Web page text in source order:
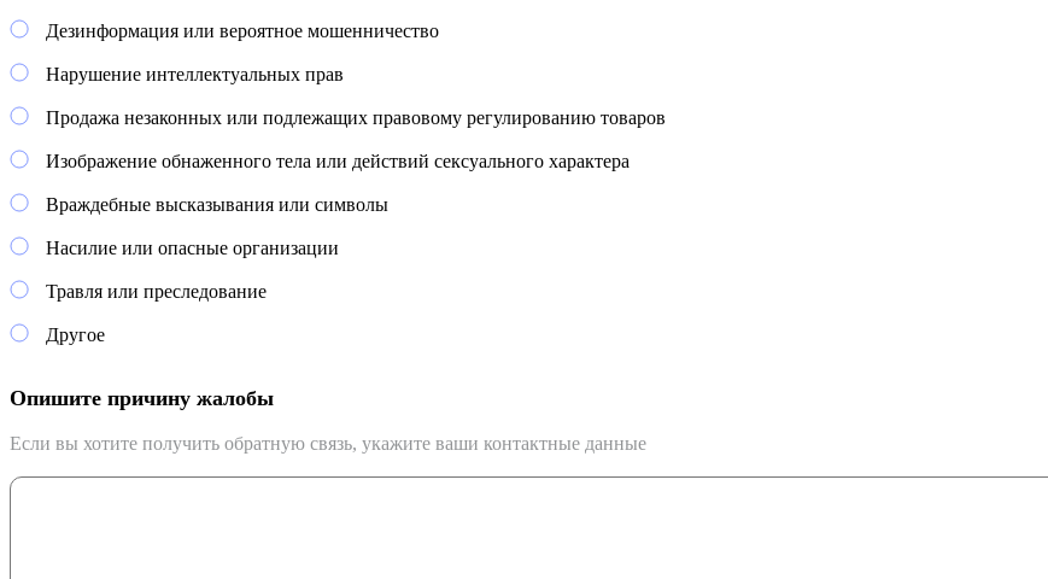
Дезинформация или вероятное мошенничество
Нарушение интеллектуальных прав
Продажа незаконных или подлежащих правовому регулированию товаров
Изображение обнаженного тела или действий сексуального характера
Враждебные высказывания или символы
Насилие или опасные организации
Травля или преследование
Другое
Опишите причину жалобы
Если вы хотите получить обратную связь, укажите ваши контактные данные